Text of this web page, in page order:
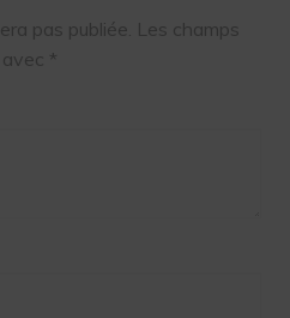
pas publiée. Les champs
*